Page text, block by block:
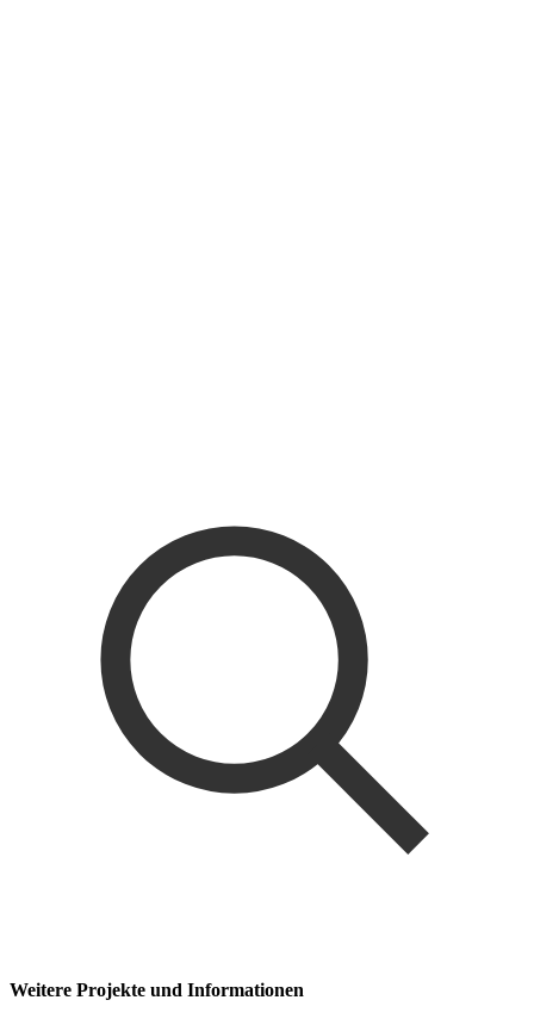
Weitere Projekte und Informationen